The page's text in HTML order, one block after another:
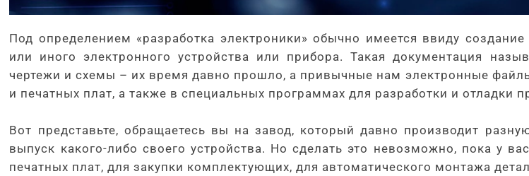
Под определением «разработка электроники» обычно имеется ввиду
или иного электронного устройства или прибора. Такая документация
чертежи и схемы – их время давно прошло, а привычные нам электронные
и печатных плат, а также в специальных программах для разработки и отладки
Вот представьте, обращаетесь вы на завод, который давно производит
выпуск какого-либо своего устройства. Но сделать это невозможно, пока у
печатных плат, для закупки комплектующих, для автоматического монтажа